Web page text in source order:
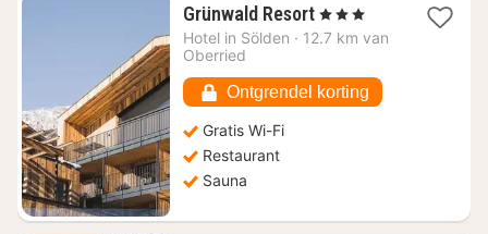
Grünwald Resort1
nacht
179,92
, 3 Sterren
Hotel in Sölden · 12.7 km van
Oberried
Ontgrendel korting
Gratis Wi-Fi
Restaurant
Sauna